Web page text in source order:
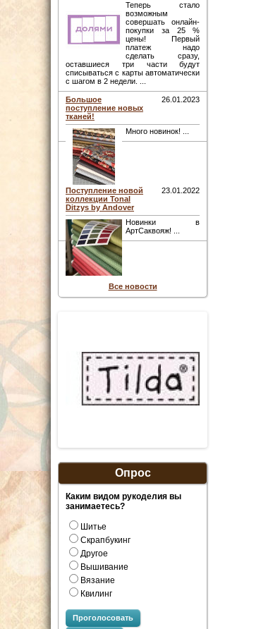
Теперь стало
возможным
совершать онлайн-
покупки за 25 %
цены! Первый
платеж надо
сделать сразу,
оставшиеся три части будут
списываться с карты автоматически
с шагом в 2 недели. ...
Большое
поступление новых
тканей!
26.01.2023
Много новинок! ...
Поступление новой
коллекции Tonal
Ditzys by Andover
23.01.2022
Новинки в
АртСаквояж! ...
Все новости
Опрос
Каким видом рукоделия вы
занимаетесь?
Шитье
Скрапбукинг
Другое
Вышивание
Вязание
Квилинг
Проголосовать